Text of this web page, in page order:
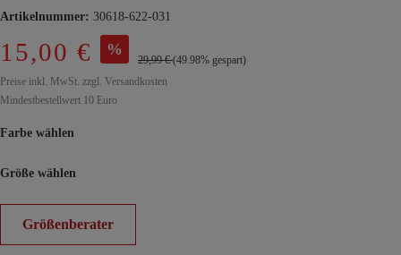
Artikelnummer: 30618-622-031
15,00 € %
29,99 €(49.98% gespart)
Preise inkl. MwSt. zzgl. Versandkosten
Mindestbestellwert 10 Euro
Farbe wählen
Größe wählen
Größenberater